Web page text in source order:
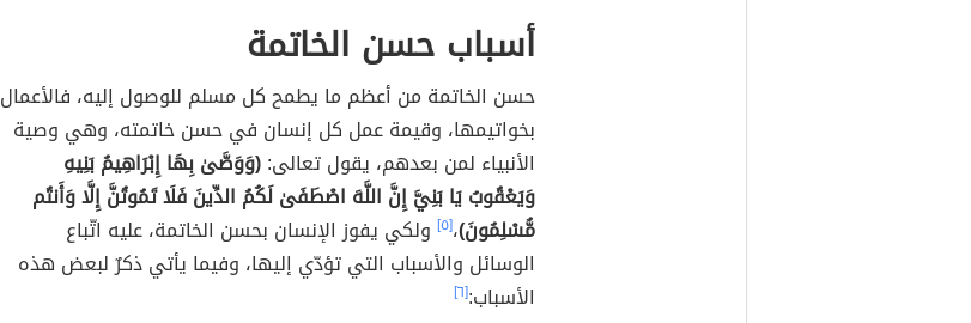
أسباب حسن الخاتمة
حسن الخاتمة من أعظم ما يطمح كل مسلم للوصول إليه، فالأعمال
بخواتيمها، وقيمة عمل كل إنسان في حسن خاتمته، وهي وصية
الأنبياء لمن بعدهم، يقول تعالى:(وَوَصَّىٰ بِهَا إِبْرَاهِيمُ بَنِيهِ
وَيَعْقُوبُ يَا بَنِيَّ إِنَّ اللَّهَ اصْطَفَىٰ لَكُمُ الدِّينَ فَلَا تَمُوتُنَّ إِلَّا وَأَنتُم
مُّسْلِمُونَ)،[٥]
ولكي يفوز الإنسان بحسن الخاتمة، عليه اتّباع
الوسائل والأسباب التي تؤدّي إليها، وفيما يأتي ذكرٌ لبعض هذه
الأسباب:[٦]